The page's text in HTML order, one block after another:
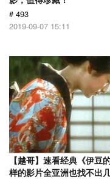
# 493
2019-09-07 15:11
【越哥】速看经典《伊豆
样的影片全亚洲也找不出